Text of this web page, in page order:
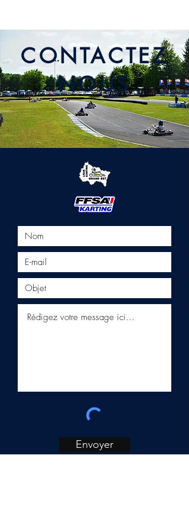
CONTACTEZ
NOUS
Envoyer